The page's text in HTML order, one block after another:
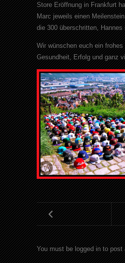
Store Eröffnung in Frankfurt
Marc jeweils einen
die 300 überschritten, Hannes
Wir wünschen euch ein
Gesundheit, Erfolg und ganz
You must be logged in to